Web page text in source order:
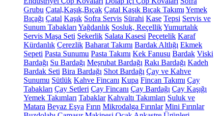
Grubu Çatal,Kaşık,Bıçak Çatal Kaşık Bıçak Takımı Yemek
Bıçağı Çatal Kaşık Sofra Servis Sürahi Kase Tepsi Servis ve
Sunum Tabakları Yağdanlık Sosluk, ReçellikYumurtalık
Servis Maşa Seti Şekerlik Salata Kasesi Peçetelik Karaf
Kürdanlık Çerezlik Baharat Takımı Bardak Altlığı Ekmek
Sepeti Pasta Sunumu Pasta Takımı Kek Fanusu Bardak Viski
Bardağı Su Bardağı Meşrubat Bardağı Rakı Bardağı Kadeh
Bardak Seti Bira Bardağı Shot Bardağı Çay ve Kahve
Sunumu Sütlük Kahve Fincanı Kupa Fincan Takımı Çay
Tabakları Çay Setleri Çay Fincanı Çay Bardağı Çay Kaşığı
Yemek Takımları Tabaklar Kahvaltı Takımları Suluk ve
Matara Beyaz Eşya Fırın Mikrodalga Fırınlar Mini Fırınlar